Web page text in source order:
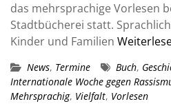
das mehrsprachige Vorlesen
Stadtbücherei statt.
Kinder und Familien
News, Termine Buch,
Internationale Woche gegen
Mehrsprachig, Vielfalt, Vorlesen